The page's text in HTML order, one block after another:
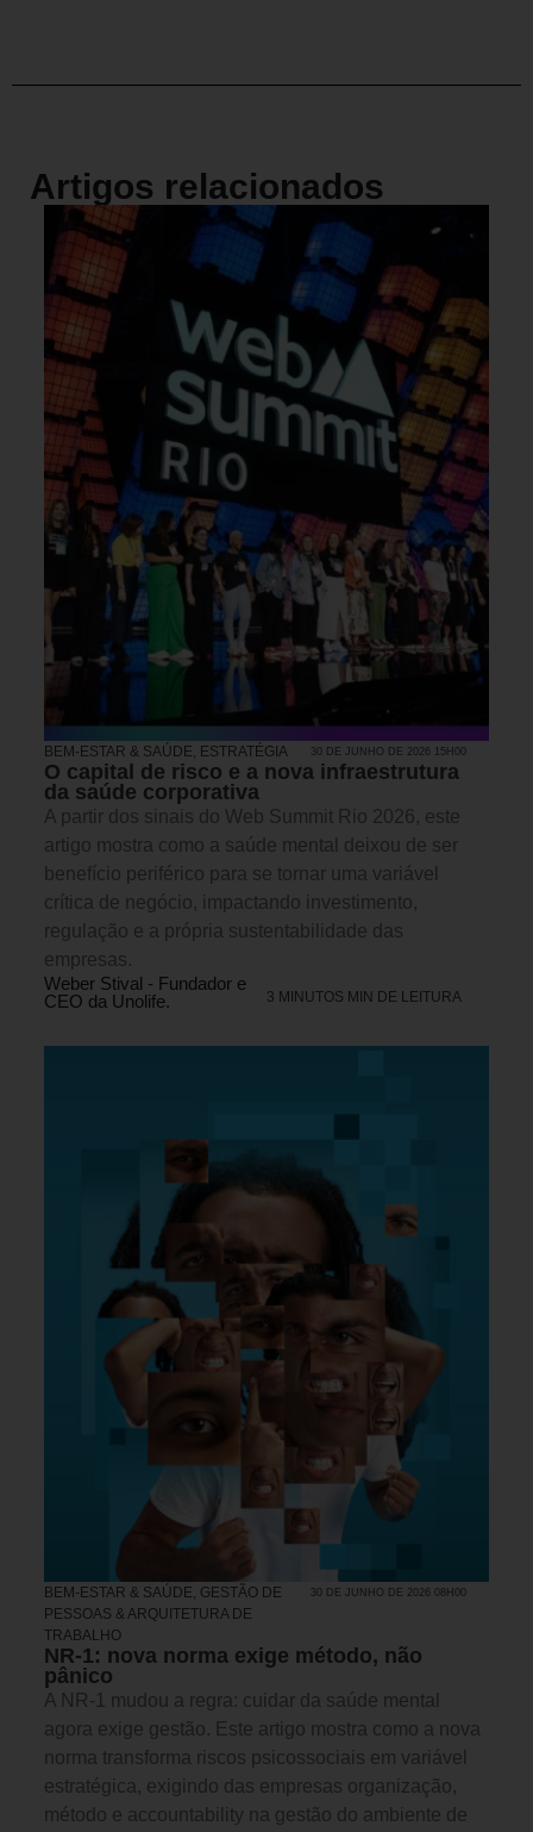
Artigos relacionados
BEM-ESTAR & SAÚDE ESTRATÉGIA 30 DE JUNHO DE 2026 15H00
O capital de risco e a nova infraestrutura
da saúde corporativa
A partir dos sinais do Web Summit Rio 2026, este
artigo mostra como a saúde mental deixou de ser
benefício periférico para se tornar uma variável
crítica de negócio, impactando investimento,
regulação e a própria sustentabilidade das
empresas.
Weber Stival - Fundador e
CEO da Unolife.
3 MINUTOS MIN DE LEITURA
BEM-ESTAR & SAÚDE GESTÃO DE
PESSOAS & ARQUITETURA DE
TRABALHO
30 DE JUNHO DE 2026 08H00
NR-1: nova norma exige método, não
pânico
A NR-1 mudou a regra: cuidar da saúde mental
agora exige gestão. Este artigo mostra como a nova
norma transforma riscos psicossociais em variável
estratégica, exigindo das empresas organização,
método e accountability na gestão do ambiente de